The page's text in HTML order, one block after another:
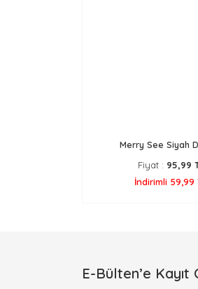
Merry See Siyah
Fiyat : 95,99
İndirimli 59,99
E-Bülten’e